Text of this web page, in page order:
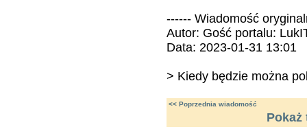
------ Wiadomość
Autor: Gość portalu:
Data: 2023-01-31 13:01
> Kiedy będzie można
<< Poprzednia wiadomość